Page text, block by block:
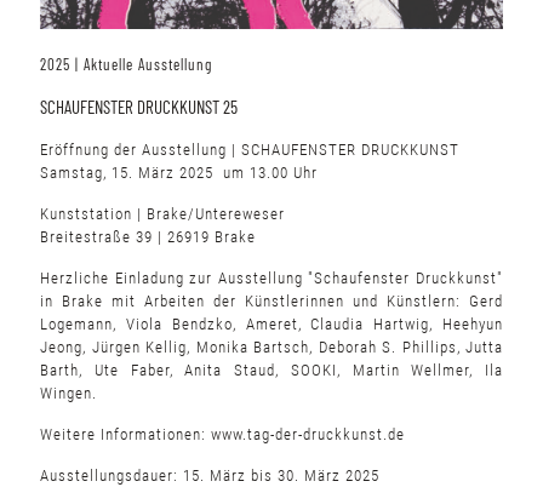
2025 | Aktuelle Ausstellung
SCHAUFENSTER DRUCKKUNST 25
Eröffnung der Ausstellung | SCHAUFENSTER DRUCKKUNST
Samstag, 15. März 2025 um 13.00 Uhr
Kunststation | Brake/Untereweser
Breitestraße 39 | 26919 Brake
Herzliche Einladung zur Ausstellung "Schaufenster Druckkunst"
in Brake mit Arbeiten der Künstlerinnen und Künstlern: Gerd
Logemann, Viola Bendzko, Ameret, Claudia Hartwig, Heehyun
Jeong, Jürgen Kellig, Monika Bartsch, Deborah S. Phillips, Jutta
Barth, Ute Faber, Anita Staud, SOOKI, Martin Wellmer, Ila
Wingen.
Weitere Informationen: www.tag-der-druckkunst.de
Ausstellungsdauer: 15. März bis 30. März 2025